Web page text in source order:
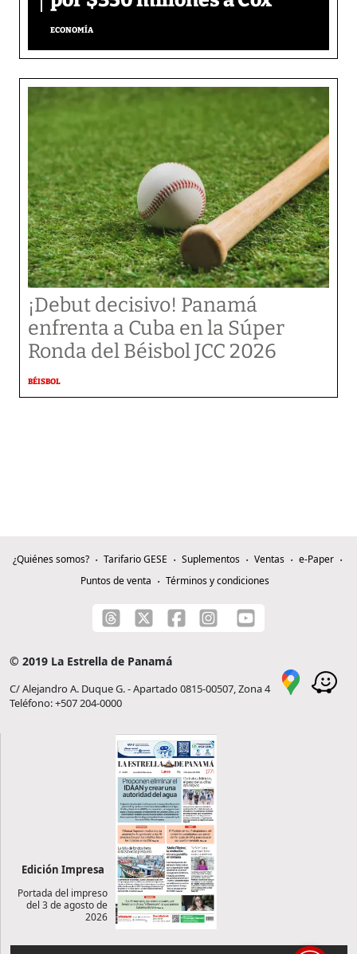
ECONOMÍA
¡Debut decisivo! Panamá
enfrenta a Cuba en la Súper
Ronda del Béisbol JCC 2026
BÉISBOL
¿Quiénes somos? Tarifario GESE Suplementos Ventas
e-Paper
Puntos de venta
Términos y condiciones
© 2019 La Estrella de Panamá
C/ Alejandro A. Duque G. - Apartado 0815-00507, Zona 4
Teléfono: +507 204-0000
Edición Impresa
Portada del impreso
del 3 de agosto de
2026